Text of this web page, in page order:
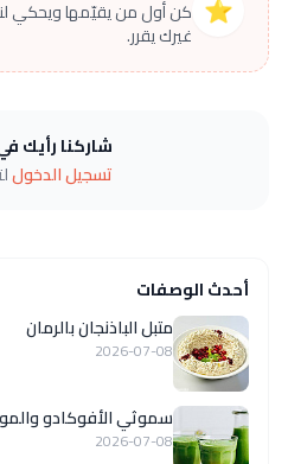
⭐ كن أول من يقيّمها ويحكي
غيرك يقرر.
شاركنا رأيك
تسجيل الدخول
أحدث الوصفات
متبل الباذنجان بالرمان
2026-07-08
سموثي الأفوكادو
2026-07-08